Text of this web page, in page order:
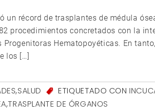
un récord de trasplantes de médula
procedimientos concretados con la
Progenitoras Hematopoyéticas. En
los […]
,SALUD ETIQUETADO CON
,TRASPLANTE DE ÓRGANOS